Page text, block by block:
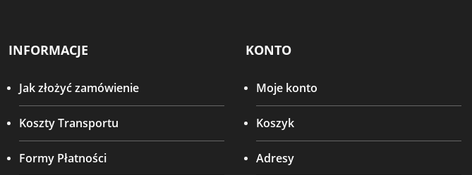
INFORMACJE
Jak złożyć zamówienie
Koszty Transportu
Formy Płatności
KONTO
Moje konto
Koszyk
Adresy